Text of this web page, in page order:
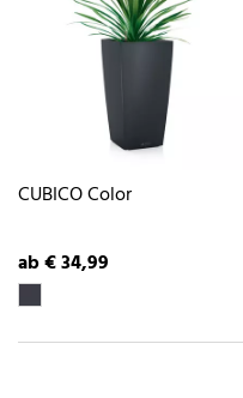
CUBICO Color
ab € 34,99